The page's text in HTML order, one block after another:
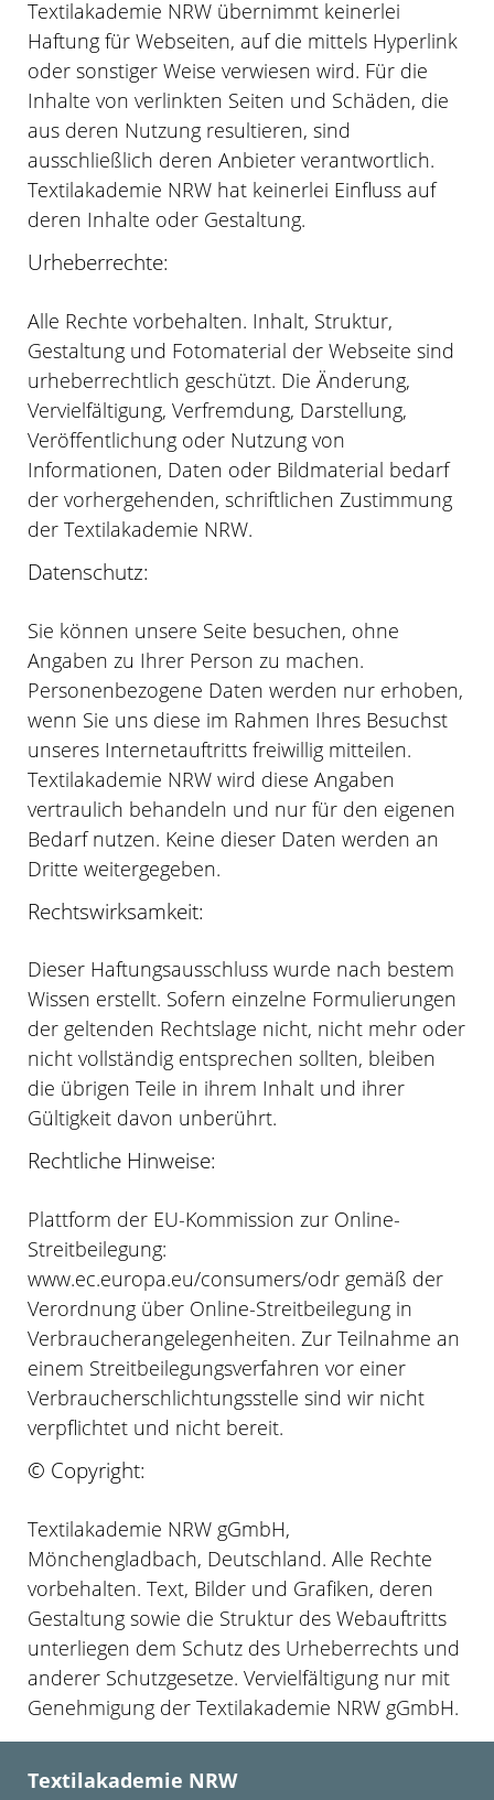
Textilakademie NRW übernimmt keinerlei
Haftung für Webseiten, auf die mittels Hyperlink
oder sonstiger Weise verwiesen wird. Für die
Inhalte von verlinkten Seiten und Schäden, die
aus deren Nutzung resultieren, sind
ausschließlich deren Anbieter verantwortlich.
Textilakademie NRW hat keinerlei Einfluss auf
deren Inhalte oder Gestaltung.
Urheberrechte:
Alle Rechte vorbehalten. Inhalt, Struktur,
Gestaltung und Fotomaterial der Webseite sind
urheberrechtlich geschützt. Die Änderung,
Vervielfältigung, Verfremdung, Darstellung,
Veröffentlichung oder Nutzung von
Informationen, Daten oder Bildmaterial bedarf
der vorhergehenden, schriftlichen Zustimmung
der Textilakademie NRW.
Datenschutz:
Sie können unsere Seite besuchen, ohne
Angaben zu Ihrer Person zu machen.
Personenbezogene Daten werden nur erhoben,
wenn Sie uns diese im Rahmen Ihres Besuchst
unseres Internetauftritts freiwillig mitteilen.
Textilakademie NRW wird diese Angaben
vertraulich behandeln und nur für den eigenen
Bedarf nutzen. Keine dieser Daten werden an
Dritte weitergegeben.
Rechtswirksamkeit:
Dieser Haftungsausschluss wurde nach bestem
Wissen erstellt. Sofern einzelne Formulierungen
der geltenden Rechtslage nicht, nicht mehr oder
nicht vollständig entsprechen sollten, bleiben
die übrigen Teile in ihrem Inhalt und ihrer
Gültigkeit davon unberührt.
Rechtliche Hinweise:
Plattform der EU-Kommission zur Online-
Streitbeilegung:
www.ec.europa.eu/consumers/odr gemäß der
Verordnung über Online-Streitbeilegung in
Verbraucherangelegenheiten. Zur Teilnahme an
einem Streitbeilegungsverfahren vor einer
Verbraucherschlichtungsstelle sind wir nicht
verpflichtet und nicht bereit.
© Copyright:
Textilakademie NRW gGmbH,
Mönchengladbach, Deutschland. Alle Rechte
vorbehalten. Text, Bilder und Grafiken, deren
Gestaltung sowie die Struktur des Webauftritts
unterliegen dem Schutz des Urheberrechts und
anderer Schutzgesetze. Vervielfältigung nur mit
Genehmigung der Textilakademie NRW gGmbH.
Textilakademie NRW